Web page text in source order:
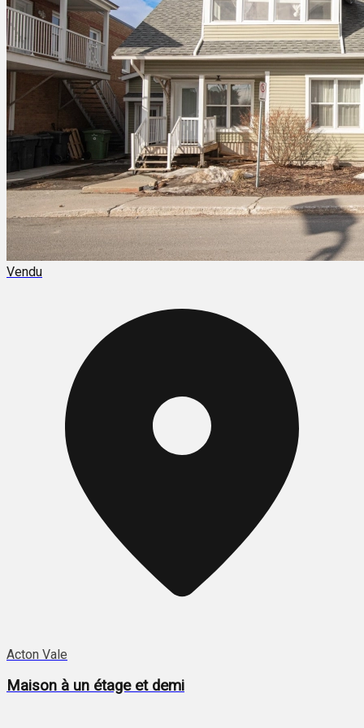
Vendu
Acton Vale
Maison à un étage et demi